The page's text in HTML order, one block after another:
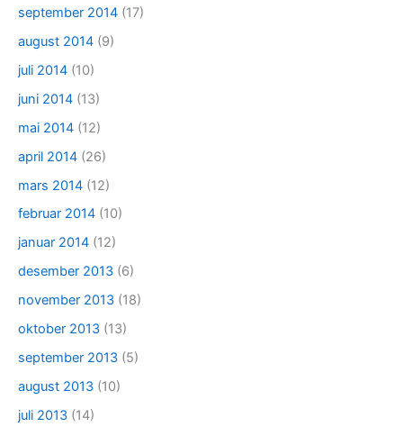
september 2014 (17)
august 2014 (9)
juli 2014 (10)
juni 2014 (13)
mai 2014 (12)
april 2014 (26)
mars 2014 (12)
februar 2014 (10)
januar 2014 (12)
desember 2013 (6)
november 2013 (18)
oktober 2013 (13)
september 2013 (5)
august 2013 (10)
juli 2013 (14)